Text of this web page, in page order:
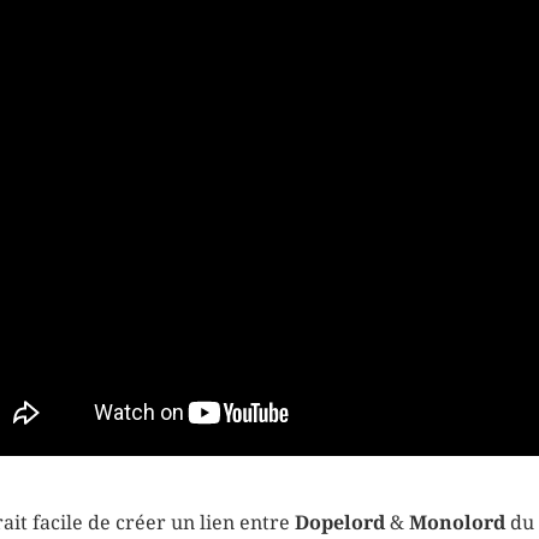
facile de créer un lien entre Dopelord& Monolorddu